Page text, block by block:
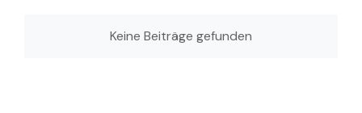
Keine Beiträge gefunden